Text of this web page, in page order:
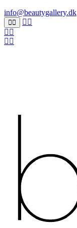
info@beautygallery.dk